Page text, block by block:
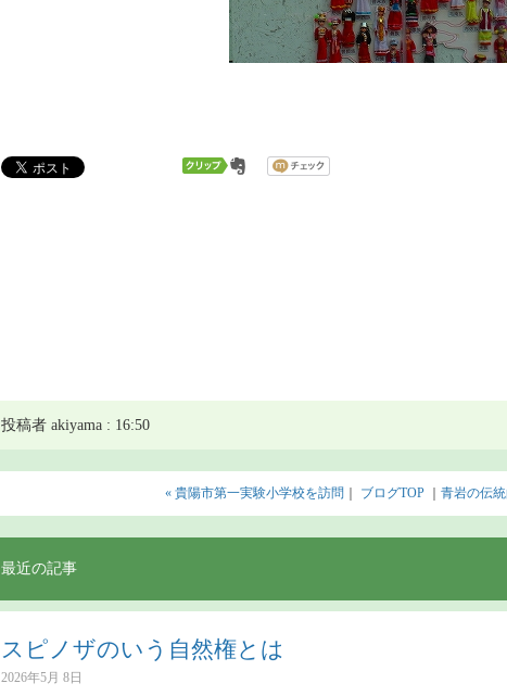
投稿者 akiyama : 16:50
« 貴陽市第一実験小学校を訪問 ブログTOP｜ 青岩の伝
最近の記事
スピノザのいう自然権とは
2026年5月 8日